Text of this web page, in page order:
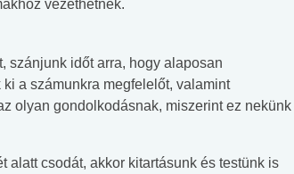
vezethetnek.
szánjunk időt arra, hogy alaposan
a számunkra megfelelőt, valamint
olyan gondolkodásnak, miszerint ez nekünk
alatt csodát, akkor kitartásunk és testünk is